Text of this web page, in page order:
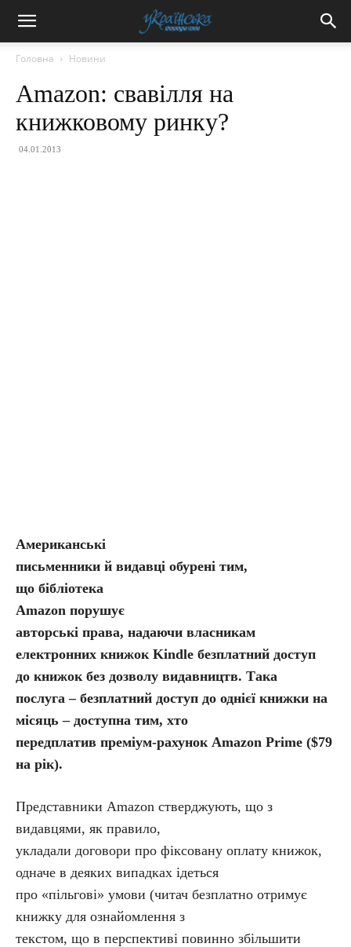
Головна Новини
Amazon: свавілля на
книжковому ринку?
04.01.2013
Американські
письменники й видавці обурені тим,
що бібліотека
Amazon порушує
авторські права, надаючи власникам
електронних книжок Kindle безплатний доступ
до книжок без дозволу видавництв. Така
послуга – безплатний доступ до однієї книжки на
місяць – доступна тим, хто
передплатив преміум-рахунок Amazon Prime ($79
на рік).
Представники Amazon стверджують, що з
видавцями, як правило,
укладали договори про фіксовану оплату книжок,
одначе в деяких випадках ідеться
про «пільгові» умови (читач безплатно отримує
книжку для ознайомлення з
текстом, що в перспективі повинно збільшити